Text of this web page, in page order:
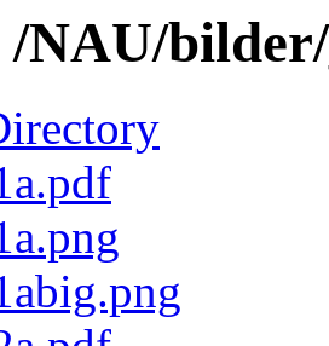
NAU/bilder/